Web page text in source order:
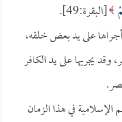
[البقرة:49].
على يد بعض خلقه،
وقد يجريها على يد الكافر
في هذا الزمان